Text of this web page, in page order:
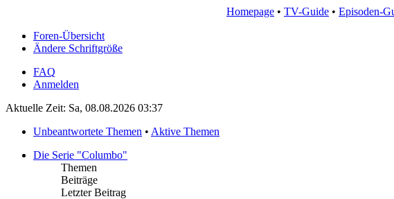
Homepage • TV-Guide • Episoden-
Foren-Übersicht
Ändere Schriftgröße
FAQ
Anmelden
Aktuelle Zeit: Sa, 08.08.2026 03:37
Unbeantwortete Themen • Aktive Themen
Die Serie "Columbo"
Themen
Beiträge
Letzter Beitrag